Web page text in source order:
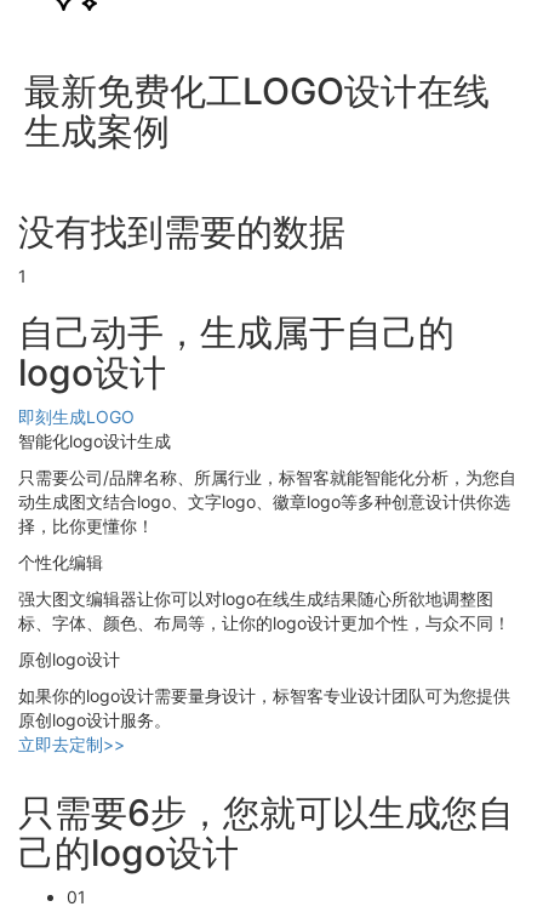
最新免费化工LOGO设计在线
生成案例
没有找到需要的数据
1
自己动手，生成属于自己的
logo设计
即刻生成LOGO
智能化logo设计生成
只需要公司/品牌名称、所属行业，标智客就能智能化分析，为您自
动生成图文结合logo、文字logo、徽章logo等多种创意设计供你选
择，比你更懂你！
个性化编辑
强大图文编辑器让你可以对logo在线生成结果随心所欲地调整图
标、字体、颜色、布局等，让你的logo设计更加个性，与众不同！
原创logo设计
如果你的logo设计需要量身设计，标智客专业设计团队可为您提供
原创logo设计服务。
立即去定制>>
只需要6步，您就可以生成您自
己的logo设计
01